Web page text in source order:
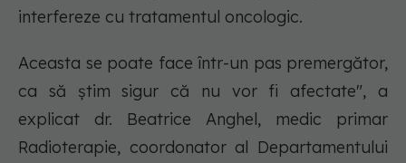
interfereze cu tratamentul oncologic.
Aceasta se poate face într-un pas premergător,
ca să știm sigur că nu vor fi afectate", a
explicat dr. Beatrice Anghel, medic primar
Radioterapie, coordonator al Departamentului